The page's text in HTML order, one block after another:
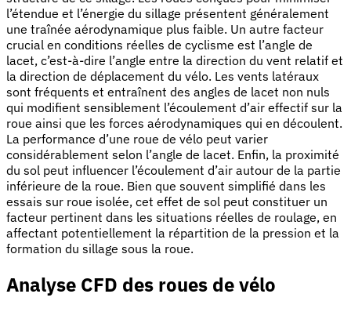
l’étendue et l’énergie du sillage présentent généralement
une traînée aérodynamique plus faible. Un autre facteur
crucial en conditions réelles de cyclisme est l’angle de
lacet, c’est-à-dire l’angle entre la direction du vent relatif et
la direction de déplacement du vélo. Les vents latéraux
sont fréquents et entraînent des angles de lacet non nuls
qui modifient sensiblement l’écoulement d’air effectif sur la
roue ainsi que les forces aérodynamiques qui en découlent.
La performance d’une roue de vélo peut varier
considérablement selon l’angle de lacet. Enfin, la proximité
du sol peut influencer l’écoulement d’air autour de la partie
inférieure de la roue. Bien que souvent simplifié dans les
essais sur roue isolée, cet effet de sol peut constituer un
facteur pertinent dans les situations réelles de roulage, en
affectant potentiellement la répartition de la pression et la
formation du sillage sous la roue.
Analyse CFD des roues de vélo